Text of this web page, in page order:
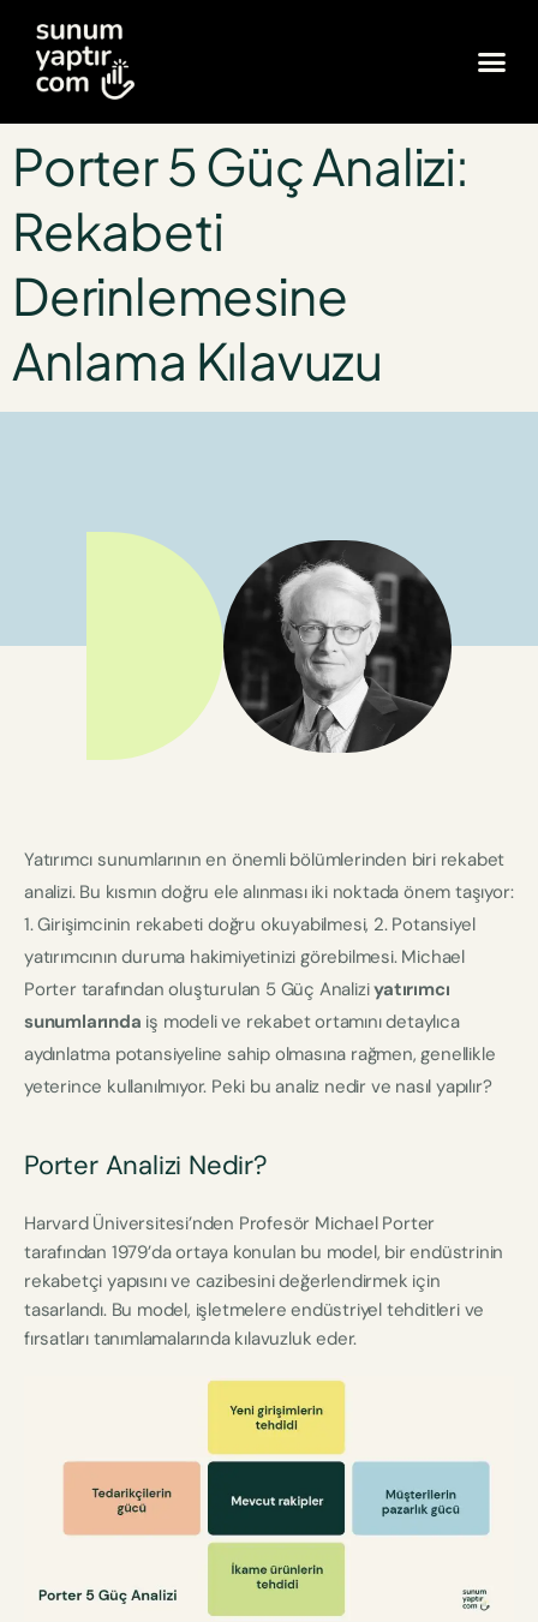
Porter 5 Güç Analizi:
Rekabeti
Derinlemesine
Anlama Kılavuzu
Yatırımcı sunumlarının en önemli bölümlerinden biri rekabet
analizi. Bu kısmın doğru ele alınması iki noktada önem taşıyor:
1. Girişimcinin rekabeti doğru okuyabilmesi, 2. Potansiyel
yatırımcının duruma hakimiyetinizi görebilmesi. Michael
Porter tarafından oluşturulan 5 Güç Analiziyatırımcı
sunumlarında iş modeli ve rekabet ortamını detaylıca
aydınlatma potansiyeline sahip olmasına rağmen, genellikle
yeterince kullanılmıyor. Peki bu analiz nedir ve nasıl yapılır?
Porter Analizi Nedir?
Harvard Üniversitesi’nden Profesör Michael Porter
tarafından 1979’da ortaya konulan bu model, bir endüstrinin
rekabetçi yapısını ve cazibesini değerlendirmek için
tasarlandı. Bu model, işletmelere endüstriyel tehditleri ve
fırsatları tanımlamalarında kılavuzluk eder.